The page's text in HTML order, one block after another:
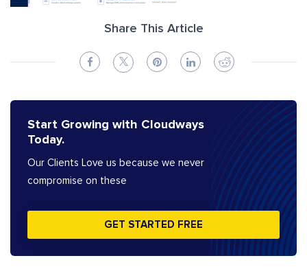
Share This Article
Start Growing with Cloudways
Today.
Our Clients Love us because we never
compromise on these
GET STARTED FREE